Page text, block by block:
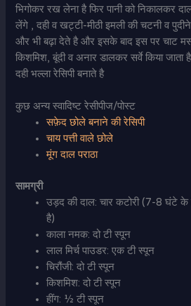
भिगोकर रख लेना है फिर पानी को निकालकर
लेंगे , दही व खट्टी-मीठी इमली की चटनी व
और भी बढ़ा देते है और इसके बाद इस पर चाट
किशमिश, बूंदी व अनार डालकर सर्वे किया
दही भल्ला रेसिपी बनाते है
कुछ अन्य स्वादिष्ट रेसीपीज/पोस्ट
सफ़ेद छोले बनाने की रेसिपी
चाय पत्ती वाले छोले
मूंग दाल पराठा
सामग्री
उड़द की दाल: चार कटोरी (7-8 घंटे के
है)
काला नमक: दो टी स्पून
लाल मिर्च पाउडर: एक टी स्पून
चिरौंजी: दो टी स्पून
किशमिश: दो टी स्पून
हींग: ½ टी स्पून